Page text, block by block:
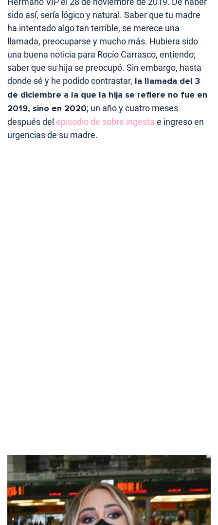
sido así, sería lógico y natural. Saber que tu madre
ha intentado algo tan terrible, se merece una
llamada, preocuparse y mucho más. Hubiera sido
una buena noticia para Rocío Carrasco, entiendo;
saber que su hija se preocupó. Sin embargo, hasta
donde sé y he podido contrastar, la llamada del 3
de diciembre a la que la hija se refiere no fue en
2019, sino en 2020; un año y cuatro meses
después del episodio de sobre ingesta e ingreso en
urgencias de su madre.